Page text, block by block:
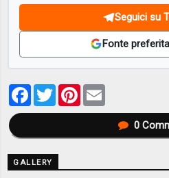
Seguici su
Fonte
Facebook
TwitterPinterest
0
GALLERY